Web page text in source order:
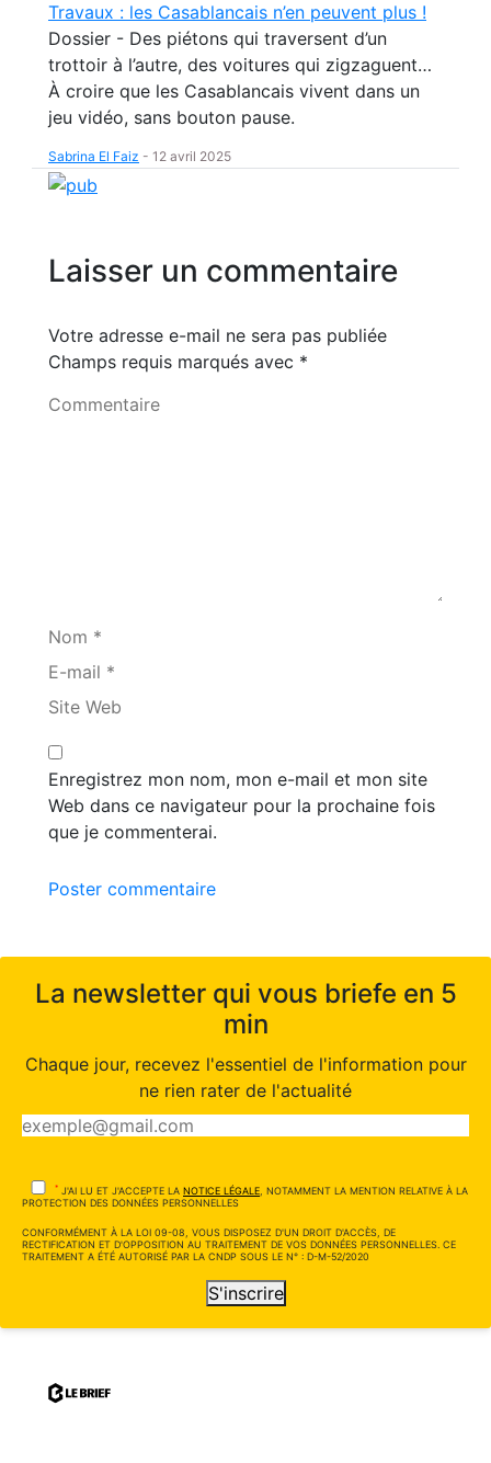
Travaux : les Casablancais n’en peuvent plus !
Dossier - Des piétons qui traversent d’un
trottoir à l’autre, des voitures qui zigzaguent…
À croire que les Casablancais vivent dans un
jeu vidéo, sans bouton pause.
Sabrina El Faiz - 12 avril 2025
Laisser un commentaire
Votre adresse e-mail ne sera pas publiée
Champs requis marqués avec *
Commentaire
Nom *
E-mail *
Site Web
Enregistrez mon nom, mon e-mail et mon site
Web dans ce navigateur pour la prochaine fois
que je commenterai.
Poster commentaire
La newsletter qui vous briefe en 5
min
Chaque jour, recevez l'essentiel de l'information pour
ne rien rater de l'actualité
* J'AI LU ET J'ACCEPTE LA NOTICE LÉGALE , NOTAMMENT LA MENTION RELATIVE À LA
PROTECTION DES DONNÉES PERSONNELLES
CONFORMÉMENT À LA LOI 09-08, VOUS DISPOSEZ D'UN DROIT D'ACCÈS, DE
RECTIFICATION ET D'OPPOSITION AU TRAITEMENT DE VOS DONNÉES PERSONNELLES. CE
TRAITEMENT A ÉTÉ AUTORISÉ PAR LA CNDP SOUS LE N° : D-M-52/2020
S'inscrire